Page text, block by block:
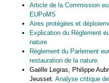
Article de la Commission
EUPoMS
Aires protégées et
Explication du Règlement
nature
Règlement du Parlement
restauration de la nature
Gaëlle Legras, Philippe
Jeusset. Analyse critique